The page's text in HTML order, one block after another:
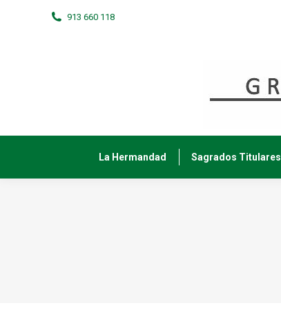
913 660 118
La Hermandad Sagrados Titulares